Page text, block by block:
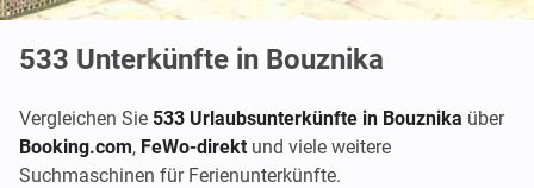
533 Unterkünfte in Bouznika
Vergleichen Sie 533 Urlaubsunterkünfte in Bouznika über
Booking.com, FeWo-direkt und viele weitere
Suchmaschinen für Ferienunterkünfte.